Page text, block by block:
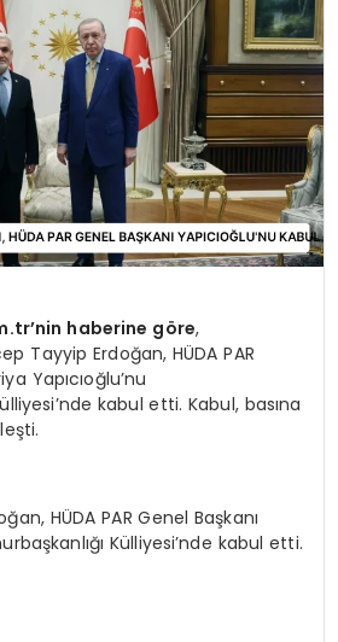
haberine göre,
Tayyip Erdoğan, HÜDA PAR
Yapıcıoğlu’nu
kabul etti. Kabul, basına
HÜDA PAR Genel Başkanı
Külliyesi’nde kabul etti.